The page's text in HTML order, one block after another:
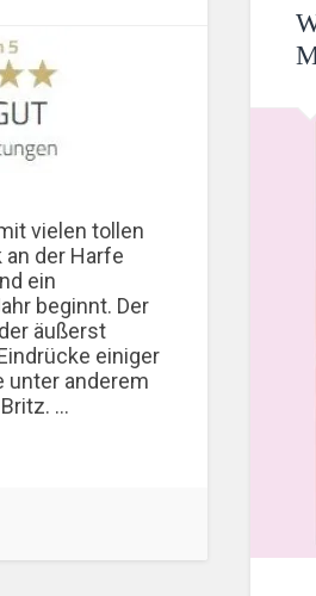
vielen tollen
der Harfe
ein
beginnt. Der
äußerst
einiger
unter anderem
…